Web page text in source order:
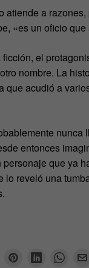
atiende a
«es un oficio
el
nombre. La
que acudió a
entonces
que ya
lo reveló una